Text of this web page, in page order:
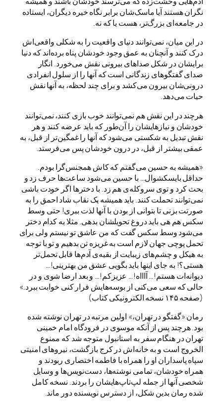
نگران هستند آیا ماسک‌شان برابر نگاه خیره دیگران، ایستاده
در جامعه‌ای بزرگ‌تر، هست یا که نه.
در این میان، نمی‌توانند دنیای واقعیت را به شکلی واقعی‌اش
درک کنند و آنچنان به عمق وجود خودشان پناه برده‌اند که دنیا
برایشان در شکل صداهای بیرونی نقش می‌خورد. انگار
صدای گفتگوهای زندگانی است که آنها را از سلول انفرادی
درونی‌شان بیرون می‌کشد و برای چند لحظه، به آنها نقش
حیات می‌دهد.
هرچند در این نقش هم نمی‌توانند خوب بازی کنند، نمی‌توانند
خودشان و نیازهایشان را آن‌طور که باید عرضه کنند و هر
نقش تبدیل به شکستی می‌شود که آنها را غمگین‌تر از قبل، به
عمقی بیشتر از قبل، در درون خودشان پس می‌فرستد.
«همیشه به حسین می‌گفتم که کاش همجنس‌گرا بودم.
حداقل بایسکشوال… با حسین می‌شود ساعت‌ها حرف زد و
بحث کرد و توی سروکله‌ی هم زد. با دخترها اگر خودت باشی
نمی‌توانند تحملت کنند. باید همیشه یک نقاب شاد احمق را به
صورتت بزنی تا بتوانی از بودن با آنها لذت ببری! حتی وسط
سکس هم هی باید دروغ تحویلشان بدهی. مثلا به کدام دختر
می‌شود وسط سکس گفت که من عاشق تو نیستم ولی برای
تحمل پوچی جهان لازم است به غریزه تن بدهیم و تو با توجه
به هیکل و چشم‌های زیبایت از بقیه‌ی آدم‌ها قابل تحمل‌تر
هستی؟! به جای اینها باید بگویی عشق من بهترینی!…
دیوانه‌ات هستم!… آاااه!… عزیزکم!… و بعد ارضا شوی و در
حالی که سعی می‌کنی از بوسه‌هایش فرار کنی خوابت ببرد.»
(صفحه ۱۴۵ نسخه الکترونیکی کتاب)
رمان «گفتگو در تهران،» اولین مرتبه در تهران نوشته شده
بود. هرچند پس از آنکه موسوی در فرودگاه امام خمینی
تهران در هنگام سفر به استانبول متوجه شد که ممنوع
الخروج است و به خانه‌اش در کرج بازگشت، نیروهای امنیتی
سپاه پاسداران او را همراه با فاطمه اختصاری ربودند و
همراه خودشان، تمامی نوشته‌ها، دست‌نویس‌ها و وسایل
شخصی آنها از جمله لپ‌تاپ‌هایشان را بردند. نسخه کامل
شده رمان بدین شکل، از دسترس نویسنده دور ماند.